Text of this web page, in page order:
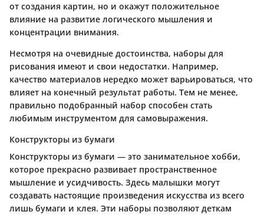
от создания картин, но и окажут положительное
влияние на развитие логического мышления и
концентрации внимания.
Несмотря на очевидные достоинства, наборы для
рисования имеют и свои недостатки. Например,
качество материалов нередко может варьироваться, что
влияет на конечный результат работы. Тем не менее,
правильно подобранный набор способен стать
любимым инструментом для самовыражения.
Конструкторы из бумаги
Конструкторы из бумаги — это занимательное хобби,
которое прекрасно развивает пространственное
мышление и усидчивость. Здесь малышки могут
создавать настоящие произведения искусства из всего
лишь бумаги и клея. Эти наборы позволяют деткам